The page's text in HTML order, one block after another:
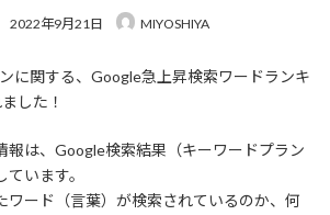
最
新
日
2022年9月21日 MIYOSHIYA
に関する、Google急上昇検索ワードランキ
した！
報は、Google検索結果（キーワードプラン
います。
ワード（言葉）が検索されているのか、何